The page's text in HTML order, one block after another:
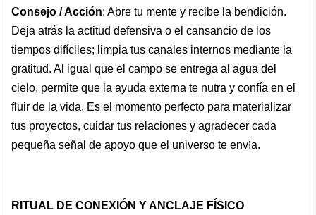
Consejo / Acción: Abre tu mente y recibe la bendición.
Deja atrás la actitud defensiva o el cansancio de los
tiempos difíciles; limpia tus canales internos mediante la
gratitud. Al igual que el campo se entrega al agua del
cielo, permite que la ayuda externa te nutra y confía en el
fluir de la vida. Es el momento perfecto para materializar
tus proyectos, cuidar tus relaciones y agradecer cada
pequeña señal de apoyo que el universo te envía.
RITUAL DE CONEXIÓN Y ANCLAJE FÍSICO